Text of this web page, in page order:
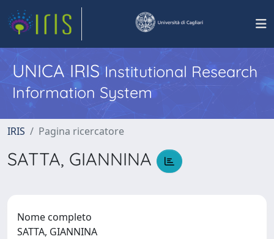
UNICA IRISInstitutional Research
Information System
IRIS Pagina ricercatore
SATTA, GIANNINA
Nome completo
SATTA, GIANNINA